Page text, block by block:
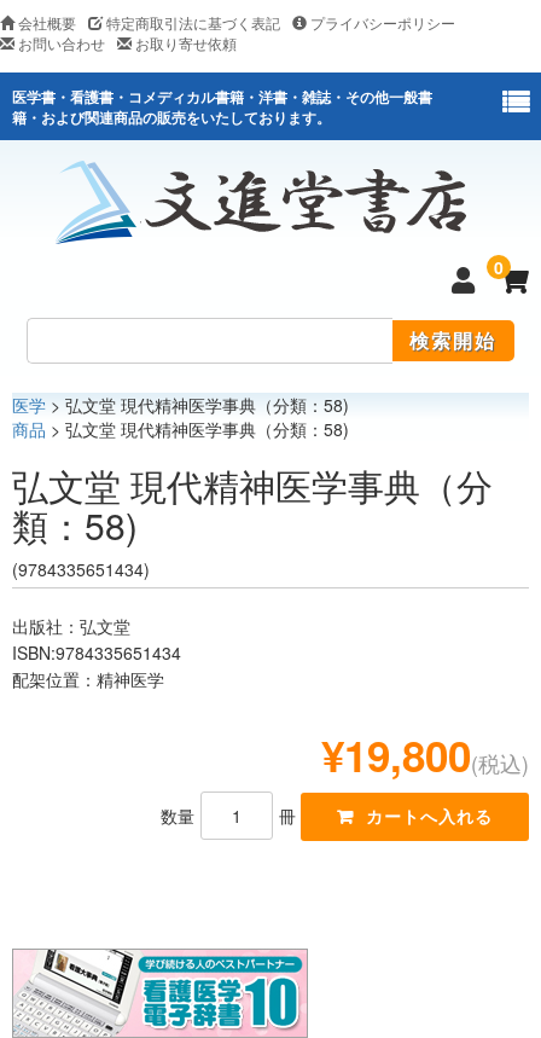
会社概要 特定商取引法に基づく表記
プライバシーポリシー
お問い合わせ
お取り寄せ依頼
医学書・看護書・コメディカル書籍・洋書・雑誌・その他一般書
籍・および関連商品の販売をいたしております。
0
医学
医薬関連
レジデント
医学 > 弘文堂 現代精神医学事典（分類：58)
商品 > 弘文堂 現代精神医学事典（分類：58)
弘文堂 現代精神医学事典（分
類：58)
(9784335651434)
出版社：弘文堂
ISBN:9784335651434
配架位置：精神医学
¥19,800(税込)
数量 冊